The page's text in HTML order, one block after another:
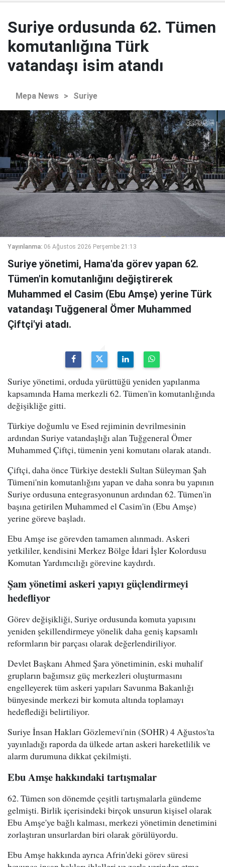
Suriye ordusunda 62. Tümen
komutanlığına Türk
vatandaşı isim atandı
Mepa News > Suriye
Yayınlanma: 06 Ağustos 2026 Perşembe 21:13
Suriye yönetimi, Hama'da görev yapan 62.
Tümen'in komutanlığını değiştirerek
Muhammed el Casim (Ebu Amşe) yerine Türk
vatandaşı Tuğgeneral Ömer Muhammed
Çiftçi'yi atadı.
Suriye yönetimi, orduda yürüttüğü yeniden yapılanma
kapsamında Hama merkezli 62. Tümen'in komutanlığında
değişikliğe gitti.
Türkiye doğumlu ve Esed rejiminin devrilmesinin
ardından Suriye vatandaşlığı alan Tuğgeneral Ömer
Muhammed Çiftçi, tümenin yeni komutanı olarak atandı.
Çiftçi, daha önce Türkiye destekli Sultan Süleyman Şah
Tümeni'nin komutanlığını yapan ve daha sonra bu yapının
Suriye ordusuna entegrasyonunun ardından 62. Tümen'in
başına getirilen Muhammed el Casim'in (Ebu Amşe)
yerine göreve başladı.
Ebu Amşe ise görevden tamamen alınmadı. Askeri
yetkililer, kendisini Merkez Bölge İdari İşler Kolordusu
Komutan Yardımcılığı görevine kaydırdı.
Şam yönetimi askeri yapıyı güçlendirmeyi
hedefliyor
Görev değişikliği, Suriye ordusunda komuta yapısını
yeniden şekillendirmeye yönelik daha geniş kapsamlı
reformların bir parçası olarak değerlendiriliyor.
Devlet Başkanı Ahmed Şara yönetiminin, eski muhalif
grupların bağımsız güç merkezleri oluşturmasını
engelleyerek tüm askeri yapıları Savunma Bakanlığı
bünyesinde merkezi bir komuta altında toplamayı
hedeflediği belirtiliyor.
Suriye İnsan Hakları Gözlemevi'nin (SOHR) 4 Ağustos'ta
yayınladığı raporda da ülkede artan askeri hareketlilik ve
alarm durumuna dikkat çekilmişti.
Ebu Amşe hakkındaki tartışmalar
62. Tümen son dönemde çeşitli tartışmalarla gündeme
gelmişti. Birlik içerisindeki birçok unsurun kişisel olarak
Ebu Amşe'ye bağlı kalması, merkezi yönetimin denetimini
zorlaştıran unsurlardan biri olarak görülüyordu.
Ebu Amşe hakkında ayrıca Afrin'deki görev süresi